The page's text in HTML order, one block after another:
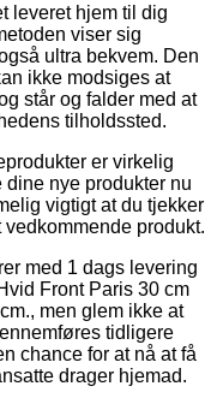
leveret hjem til dig
viser sig
ultra bekvem. Den
ikke modsiges at
står og falder med at
tilholdssted.
er virkelig
nye produkter nu
vigtigt at du tjekker
produkt.
med 1 dags levering
Front Paris 30 cm
men glem ikke at
tidligere
chance for at nå at få
drager hjemad.